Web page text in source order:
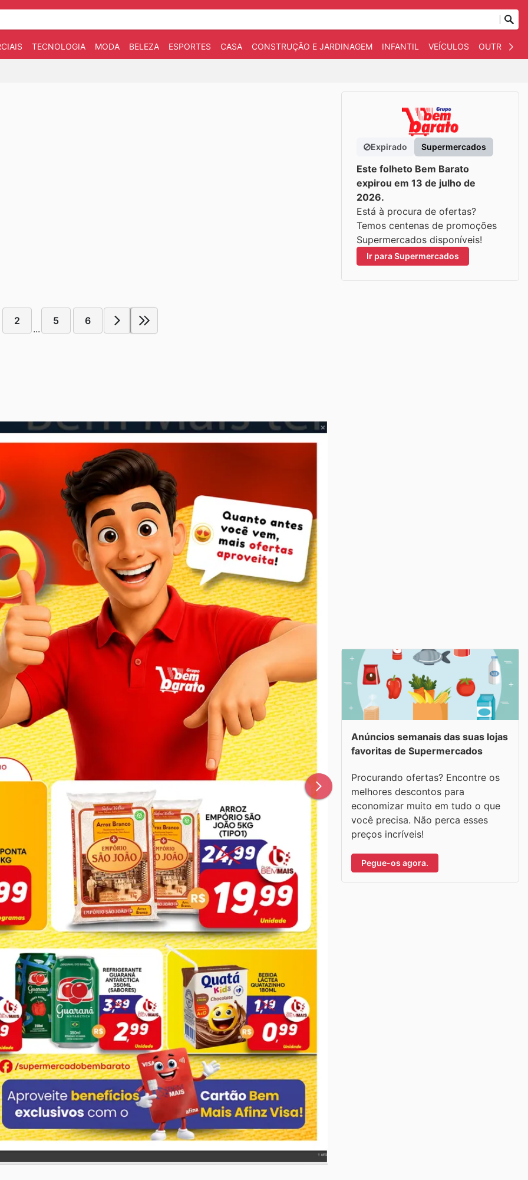
TECNOLOGIA MODA BELEZA ESPORTES CASA CONSTRUÇÃO E JARDINAGEM INFANTIL VEÍCULOS OUTROS
2
...
5 6
Expirado Supermercados
Este folheto Bem Barato
expirou em 13 de julho de
2026.
Está à procura de ofertas?
Temos centenas de promoções
Supermercados disponíveis!
Ir para Supermercados
Anúncios semanais das suas lojas
favoritas de Supermercados
Procurando ofertas? Encontre os
melhores descontos para
economizar muito em tudo o que
você precisa. Não perca esses
preços incríveis!
Pegue-os agora.